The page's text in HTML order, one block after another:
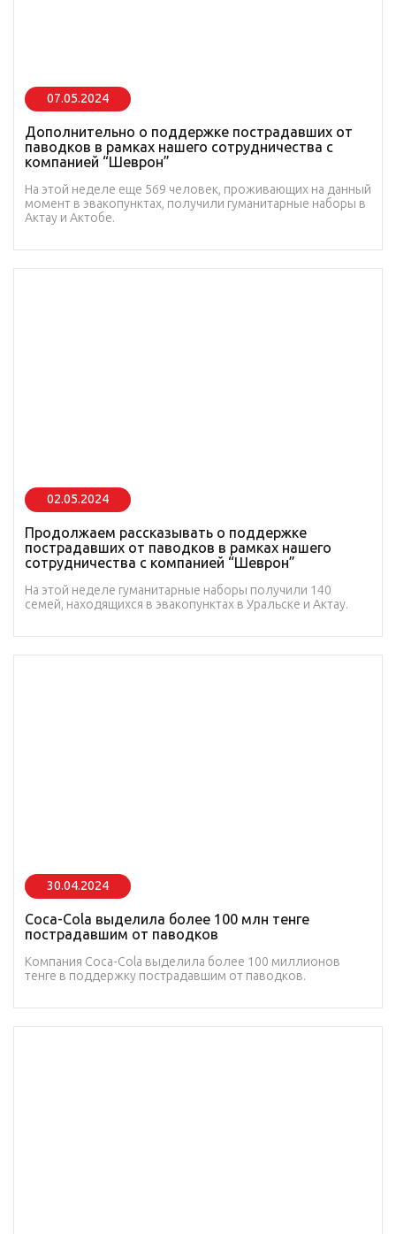
07.05.2024
Дополнительно о поддержке пострадавших от
паводков в рамках нашего сотрудничества с
компанией “Шеврон”
На этой неделе еще 569 человек, проживающих на данный
момент в эвакопунктах, получили гуманитарные наборы в
Актау и Актобе.
02.05.2024
Продолжаем рассказывать о поддержке
пострадавших от паводков в рамках нашего
сотрудничества с компанией “Шеврон”
На этой неделе гуманитарные наборы получили 140
семей, находящихся в эвакопунктах в Уральске и Актау.
30.04.2024
Coca-Cola выделила более 100 млн тенге
пострадавшим от паводков
Компания Coca-Cola выделила более 100 миллионов
тенге в поддержку пострадавшим от паводков.